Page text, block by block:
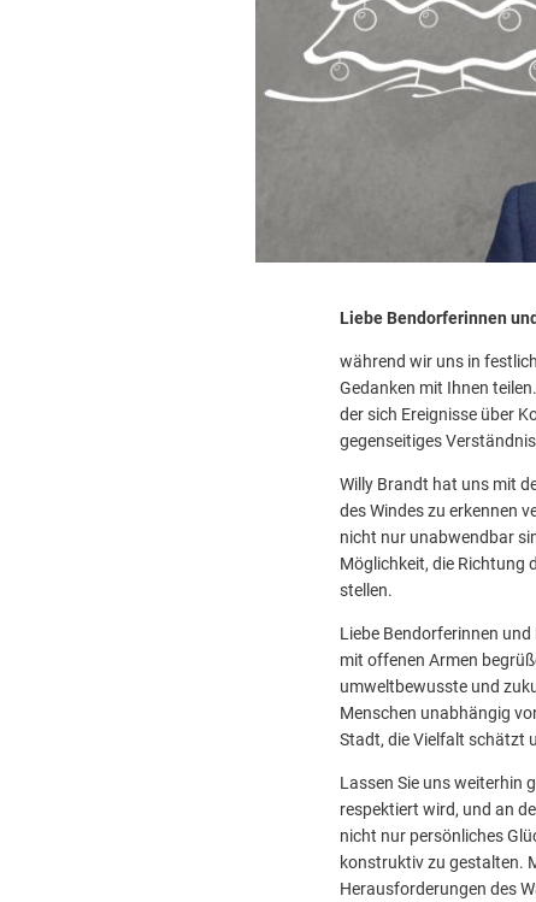
Liebe Bendorferinnen
während wir uns in
Gedanken mit Ihnen
der sich Ereignisse über
gegenseitiges
Willy Brandt hat uns mit
des Windes zu erkennen
nicht nur unabwendbar
Möglichkeit, die Richtung
stellen.
Liebe Bendorferinnen
mit offenen Armen
umweltbewusste und
Menschen unabhängig
Stadt, die Vielfalt schätzt
Lassen Sie uns weiterhin
respektiert wird, und an
nicht nur persönliches
konstruktiv zu gestalten.
Herausforderungen des